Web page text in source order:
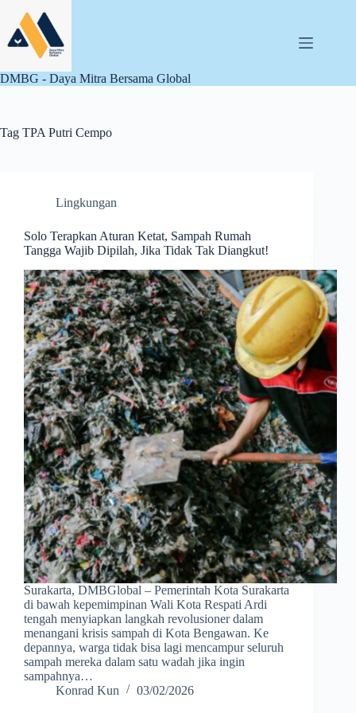
content
DMBG - Daya Mitra Bersama Global
Tag TPA Putri Cempo
Lingkungan
Solo Terapkan Aturan Ketat, Sampah Rumah
Tangga Wajib Dipilah, Jika Tidak Tak Diangkut!
Surakarta, DMBGlobal – Pemerintah Kota Surakarta
di bawah kepemimpinan Wali Kota Respati Ardi
tengah menyiapkan langkah revolusioner dalam
menangani krisis sampah di Kota Bengawan. Ke
depannya, warga tidak bisa lagi mencampur seluruh
sampah mereka dalam satu wadah jika ingin
sampahnya…
Konrad Kun
03/02/2026